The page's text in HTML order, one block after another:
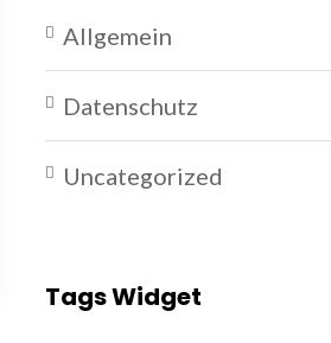
Allgemein
Datenschutz
Uncategorized
Tags Widget